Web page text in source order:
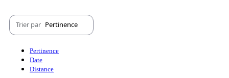
Trier par Pertinence
Pertinence
Date
Distance